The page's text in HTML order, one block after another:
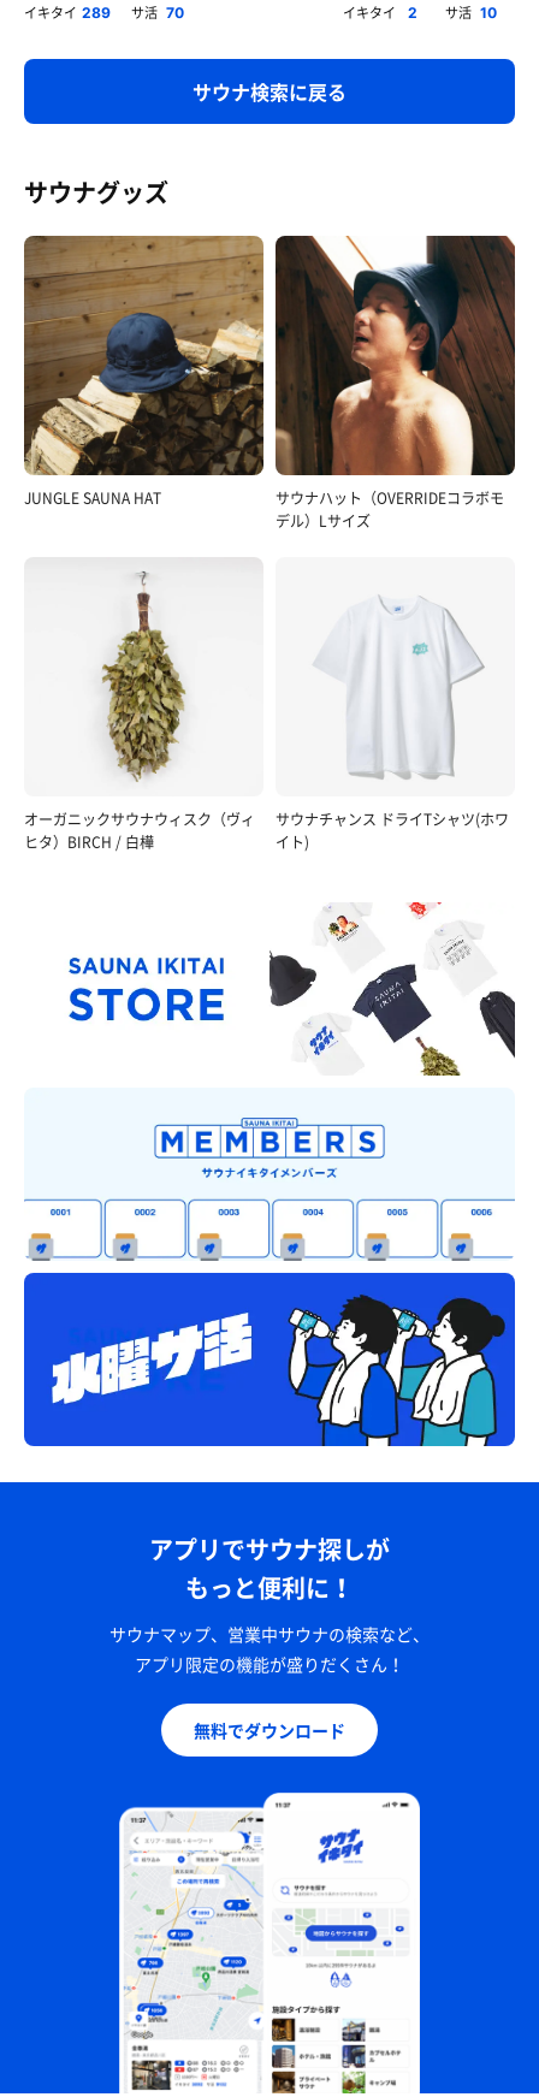
イキタイ 289 サ活 70 イキタイ 2 サ活 10
サウナ検索に戻る
サウナグッズ
JUNGLE SAUNA HAT
サウナハット（OVERRIDEコラボモ
デル）Lサイズ
オーガニックサウナウィスク（ヴィ
ヒタ）BIRCH / 白樺
サウナチャンス ドライTシャツ(ホワ
イト)
アプリでサウナ探しが
もっと便利に！
サウナマップ、営業中サウナの検索など、
アプリ限定の機能が盛りだくさん！
無料でダウンロード